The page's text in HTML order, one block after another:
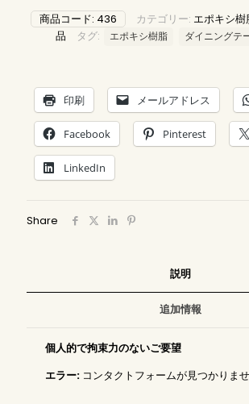
商品コード: 436 カテゴリー: エポキシ
品
タグ: エポキシ樹脂 ダイニングテ
印刷 メールアドレス
Facebook Pinterest
LinkedIn
Share
説明
追加情報
個人的で拘束力のないご要望
エラー: コンタクトフォームが見つかりませ